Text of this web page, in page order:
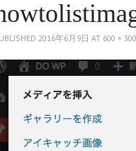
2016年6月9日 AT 600 × 300